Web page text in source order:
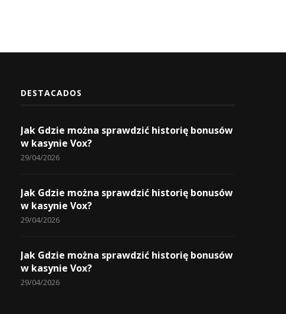
DESTACADOS
Jak Gdzie można sprawdzić historię bonusów
w kasynie Vox?
29/04/2026
Jak Gdzie można sprawdzić historię bonusów
w kasynie Vox?
29/04/2026
Jak Gdzie można sprawdzić historię bonusów
w kasynie Vox?
29/04/2026